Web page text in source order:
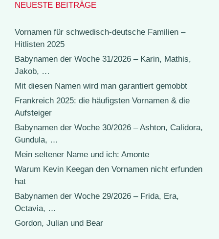
NEUESTE BEITRÄGE
Vornamen für schwedisch-deutsche Familien –
Hitlisten 2025
Babynamen der Woche 31/2026 – Karin, Mathis,
Jakob, …
Mit diesen Namen wird man garantiert gemobbt
Frankreich 2025: die häufigsten Vornamen & die
Aufsteiger
Babynamen der Woche 30/2026 – Ashton, Calidora,
Gundula, …
Mein seltener Name und ich: Amonte
Warum Kevin Keegan den Vornamen nicht erfunden
hat
Babynamen der Woche 29/2026 – Frida, Era,
Octavia, …
Gordon, Julian und Bear